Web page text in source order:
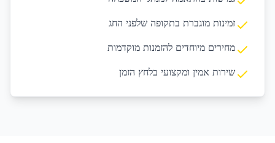
זמינות מוגברת בתקופה שלפני החג
מחירים מיוחדים להזמנות מוקדמות
שירות אמין ומקצועי בלחץ הזמן